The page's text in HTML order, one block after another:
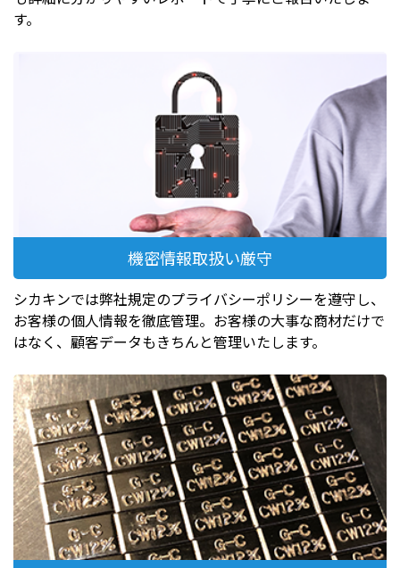
す。
機密情報取扱い厳守
シカキンでは弊社規定のプライバシーポリシーを遵守し、
お客様の個人情報を徹底管理。お客様の大事な商材だけで
はなく、顧客データもきちんと管理いたします。